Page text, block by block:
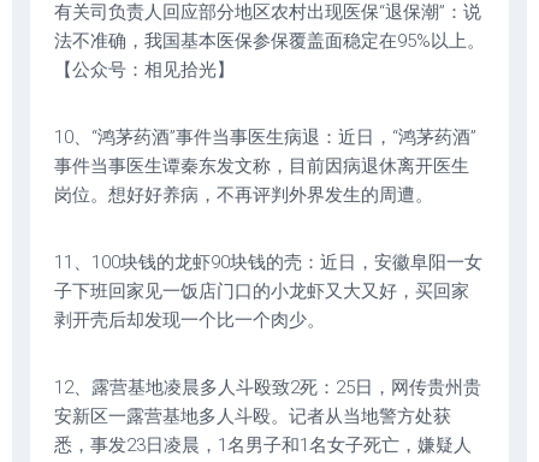
有关司负责人回应部分地区农村出现医保“退保潮”：说
法不准确，我国基本医保参保覆盖面稳定在95%以上。
【公众号：相见拾光】
10、“鸿茅药酒”事件当事医生病退：近日，“鸿茅药酒”
事件当事医生谭秦东发文称，目前因病退休离开医生
岗位。想好好养病，不再评判外界发生的周遭。
11、100块钱的龙虾90块钱的壳：近日，安徽阜阳一女
子下班回家见一饭店门口的小龙虾又大又好，买回家
剥开壳后却发现一个比一个肉少。
12、露营基地凌晨多人斗殴致2死：25日，网传贵州贵
安新区一露营基地多人斗殴。记者从当地警方处获
悉，事发23日凌晨，1名男子和1名女子死亡，嫌疑人